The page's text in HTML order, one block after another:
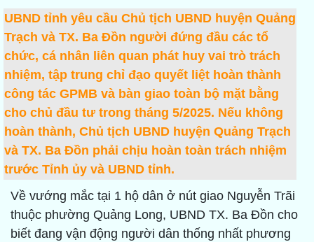
UBND tỉnh yêu cầu Chủ tịch UBND huyện Quảng
Trạch và TX. Ba Đồn người đứng đầu các tổ
chức, cá nhân liên quan phát huy vai trò trách
nhiệm, tập trung chỉ đạo quyết liệt hoàn thành
công tác GPMB và bàn giao toàn bộ mặt bằng
cho chủ đầu tư trong tháng 5/2025. Nếu không
hoàn thành, Chủ tịch UBND huyện Quảng Trạch
và TX. Ba Đồn phải chịu hoàn toàn trách nhiệm
trước Tỉnh ủy và UBND tỉnh.
Về vướng mắc tại 1 hộ dân ở nút giao Nguyễn Trãi
thuộc phường Quảng Long, UBND TX. Ba Đồn cho
biết đang vận động người dân thống nhất phương